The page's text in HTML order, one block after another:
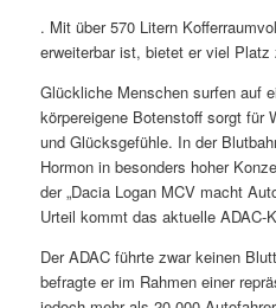
. Mit über 570 Litern
erweiterbar ist, bietet er viel
Glückliche Menschen surfen auf
körpereigene Botenstoff sorgt für
und Glücksgefühle. In der
Hormon in besonders hoher
der „Dacia Logan MCV macht
Urteil kommt das aktuelle ADAC-
Der ADAC führte zwar keinen
befragte er im Rahmen einer